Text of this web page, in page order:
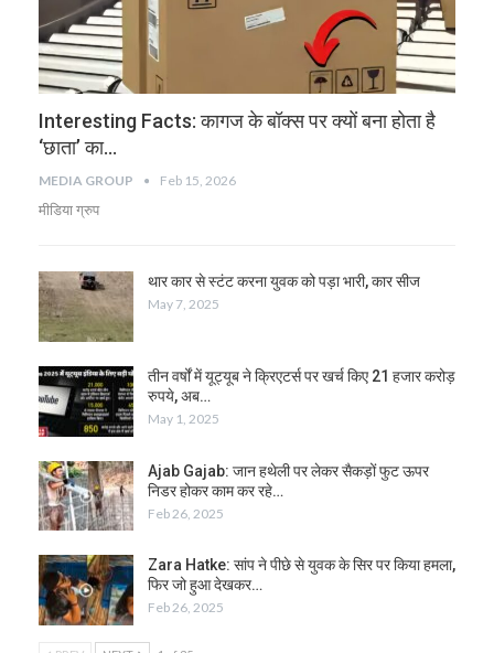
Interesting Facts: कागज के बॉक्‍स पर क्यों बना होता है
‘छाता’ का…
MEDIA GROUP Feb 15, 2026
मीडिया ग्रुप
थार कार से स्टंट करना युवक को पड़ा भारी, कार सीज
May 7, 2025
तीन वर्षों में यूट्यूब ने क्रिएटर्स पर खर्च किए 21 हजार करोड़
रुपये, अब…
May 1, 2025
Ajab Gajab: जान हथेली पर लेकर सैकड़ों फुट ऊपर
निडर होकर काम कर रहे…
Feb 26, 2025
Zara Hatke: सांप ने पीछे से युवक के सिर पर किया हमला,
फिर जो हुआ देखकर…
Feb 26, 2025